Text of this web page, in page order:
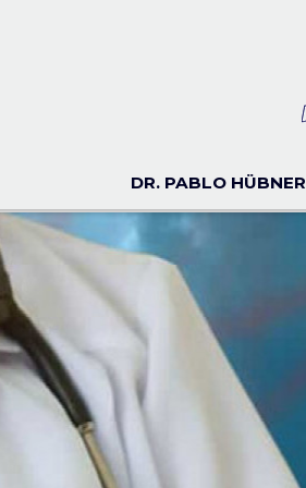
DR. PABLO HÜBNER